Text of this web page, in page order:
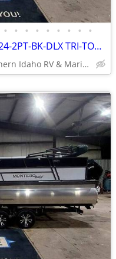
• • • • • • • • •
NEW 2026 MONTEGO BAY TT8524-2PT-BK-DLX TRI-TOON
Wholesale Prices @ Southern Idaho RV & Marine